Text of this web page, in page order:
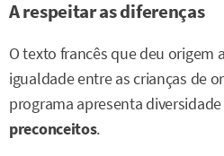
A respeitar as diferenças
O texto francês que deu origem
igualdade entre as crianças de
programa apresenta
preconceitos.